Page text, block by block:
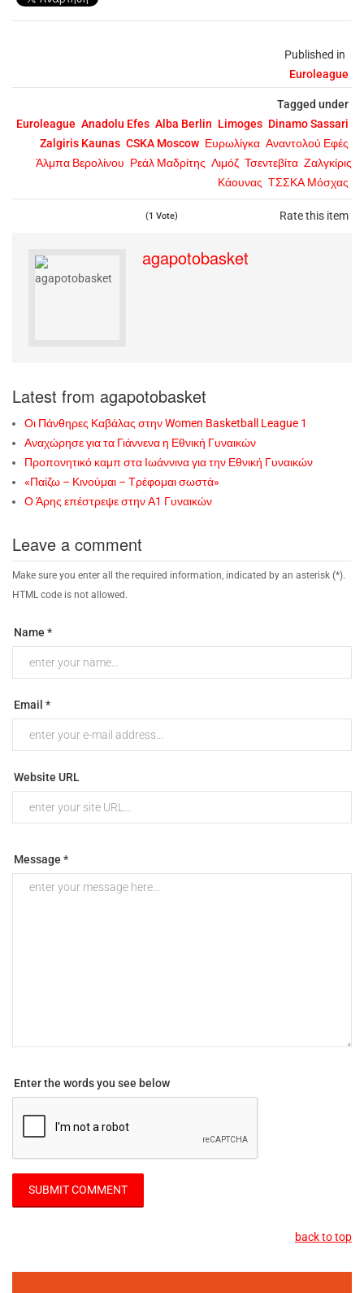
Published in
Euroleague
Tagged under
Euroleague Anadolu Efes Alba Berlin Limoges Dinamo Sassari
Zalgiris Kaunas CSKA Moscow Ευρωλίγκα Αναντολού Εφές
Άλμπα Βερολίνου Ρεάλ Μαδρίτης Λιμόζ Τσεντεβίτα Ζαλγκίρις
Κάουνας ΤΣΣΚΑ Μόσχας
Rate this item
(1 Vote)
agapotobasket
Latest from agapotobasket
Οι Πάνθηρες Καβάλας στην Women Basketball League 1
Αναχώρησε για τα Γιάννενα η Εθνική Γυναικών
Προπονητικό καμπ στα Ιωάννινα για την Εθνική Γυναικών
«Παίζω – Κινούμαι – Τρέφομαι σωστά»
Ο Άρης επέστρεψε στην Α1 Γυναικών
Leave a comment
Make sure you enter all the required information, indicated by an asterisk (*).
HTML code is not allowed.
Name *
Email *
Website URL
Message *
Enter the words you see below
back to top